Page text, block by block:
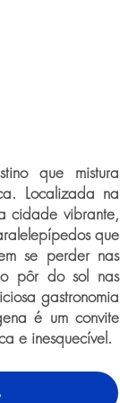
que mistura
Localizada na
cidade vibrante,
que
se perder nas
o pôr do sol nas
gastronomia
é um convite
e inesquecível.